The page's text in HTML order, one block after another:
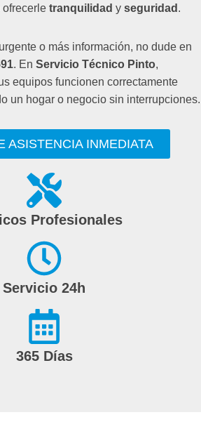
ofrecerle tranquilidad y seguridad .
o más información, no dude en
. En Servicio Técnico Pinto,
equipos funcionen correctamente
un hogar o negocio sin interrupciones.
ASISTENCIA INMEDIATA
Profesionales
Servicio 24h
365 Días